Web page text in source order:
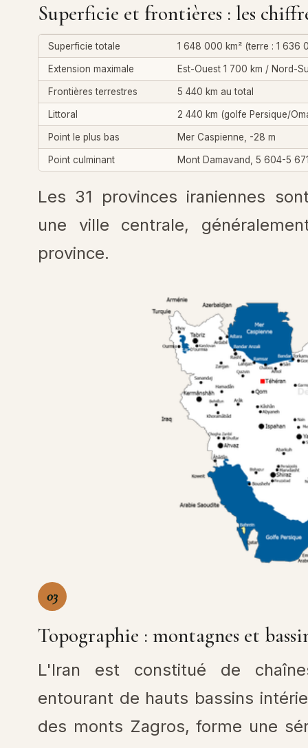
Superficie et frontières : les
Superficie totale 1 648 000 km² (terre : 1 636
Extension maximale Est-Ouest 1 700 km / Nord-
Frontières terrestres 5 440 km au total
Littoral 2 440 km (golfe Persique/
Point le plus bas Mer Caspienne, -28 m
Point culminant Mont Damavand, 5 604-5
Les 31 provinces iraniennes
une ville centrale,
province.
03
Topographie : montagnes et
L'Iran est constitué de
entourant de hauts bassins
des monts Zagros, forme une